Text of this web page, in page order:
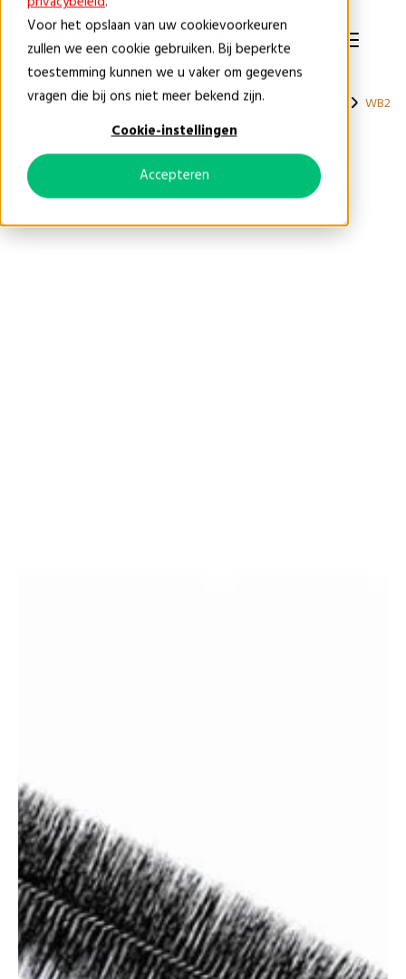
Voor het opslaan van uw cookievoorkeuren
zullen we een cookie gebruiken. Bij beperkte
toestemming kunnen we u vaker om gegevens
vragen die bij ons niet meer bekend zijn.
Cookie-instellingen
Accepteren
NL
Producten Faunavoorzieningen
WB2
| Weringsborstel klein